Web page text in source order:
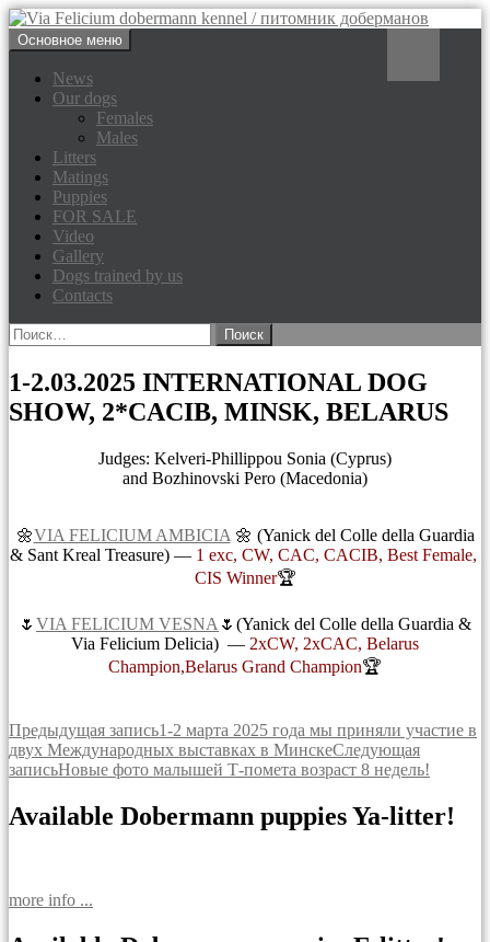
Via Felicium dobermann
kennel / питомник доберманов
Основное меню
к
News
Our dogs
Females
Males
Litters
Matings
Puppies
FOR SALE
Video
Gallery
Dogs trained by us
Contacts
Найти:
1-2.03.2025 INTERNATIONAL DOG
SHOW, 2*CACIB, MINSK, BELARUS
Judges: Kelveri-Phillippou Sonia (Cyprus)
and Bozhinovski Pero (Macedonia)
🌼VIA FELICIUM AMBICIA 🌼 (Yanick del Colle della Guardia
& Sant Kreal Treasure) —1 exc, CW, CAC, CACIB, Best Female,
CIS Winner🏆
🌷 VIA FELICIUM VESNA 🌷(Yanick del Colle della Guardia &
Via Felicium Delicia) — 2хCW, 2xCAC, Belarus
Champion,Belarus Grand Champion🏆
Навигация
по
Предыдущая запись1-2 марта 2025 года мы приняли участие в
двух Международных выставках в МинскеСледующая
записьНовые фото малышей Т-помета возраст 8 недель!
Available Dobermann puppies Ya-litter!
more info ...